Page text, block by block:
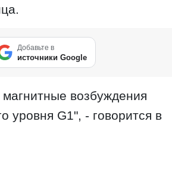
Добавьте в
источники Google
возбуждения
уровня G1", - говорится в